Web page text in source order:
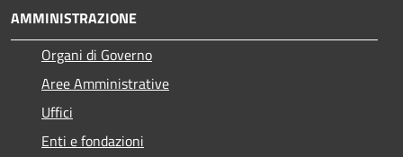
AMMINISTRAZIONE
Organi di Governo
Aree Amministrative
Uffici
Enti e fondazioni